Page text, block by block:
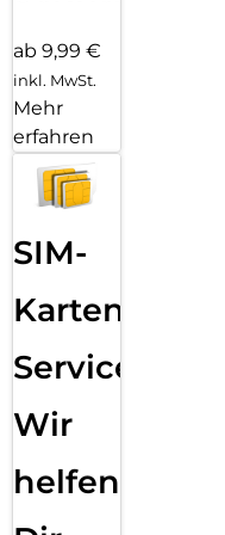
ab 9,99 €
inkl. MwSt.
Mehr
erfahren
SIM-
Karten
Service:
Wir
helfen